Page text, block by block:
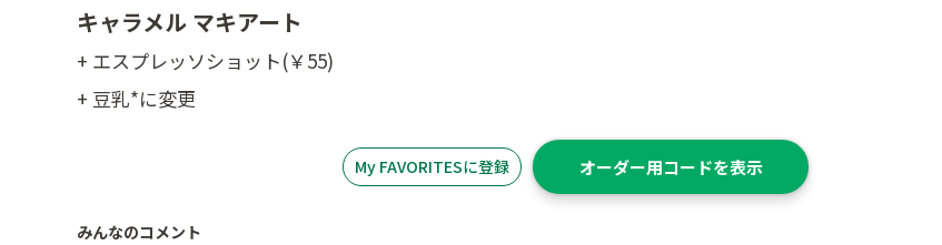
キャラメル マキアート
+ エスプレッソショット(￥55)
+ 豆乳*に変更
My FAVORITESに登録 オーダー用コードを表示
みんなのコメント